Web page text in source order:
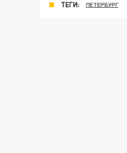
ТЕГИ: ПЕТЕРБУРГ